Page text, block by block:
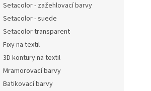
Setacolor - zažehlovací barvy
Setacolor - suede
Setacolor transparent
Fixy na textil
3D kontury na textil
Mramorovací barvy
Batikovací barvy